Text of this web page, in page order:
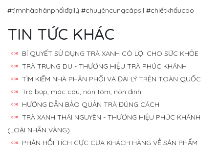
#tìmnhàphânphốiđạilý #chuyêncungcâpsll #chiếtkhấucao
TIN TỨC KHÁC
BÍ QUYẾT SỬ DỤNG TRÀ XANH CÓ LỢI CHO SỨC KHỎE
TRÀ TRUNG DU - THƯƠNG HIỆU TRÀ PHÚC KHÁNH
TÌM KIẾM NHÀ PHÂN PHỐI VÀ ĐẠI LÝ TRÊN TOÀN QUỐC
Trà búp, móc câu, nõn tôm, nõn đinh
HƯỚNG DẪN BẢO QUẢN TRÀ ĐÚNG CÁCH
TRÀ XANH THÁI NGUYÊN - THƯƠNG HIỆU PHÚC KHÁNH
(LOẠI NHÃN VÀNG)
PHẢN HỒI TÍCH CỰC CỦA KHÁCH HÀNG VỀ SẢN PHẨM